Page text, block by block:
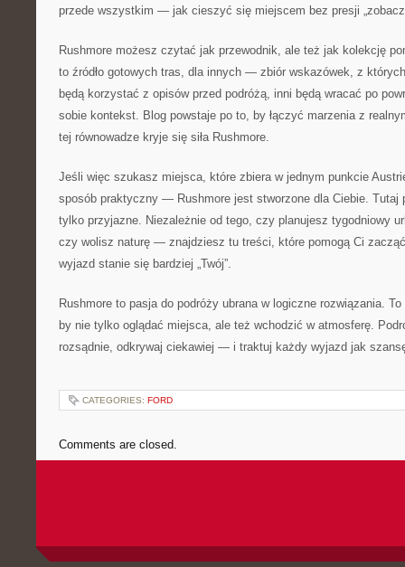
przede wszystkim — jak cieszyć się miejscem bez presji
Rushmore możesz czytać jak przewodnik, ale też jak kolekcję
to źródło gotowych tras, dla innych — zbiór wskazówek, z których
będą korzystać z opisów przed podróżą, inni będą wracać po
sobie kontekst. Blog powstaje po to, by łączyć marzenia z
tej równowadze kryje się siła Rushmore.
Jeśli więc szukasz miejsca, które zbiera w jednym punkcie
sposób praktyczny — Rushmore jest stworzone dla Ciebie. Tutaj
tylko przyjazne. Niezależnie od tego, czy planujesz tygodniowy
czy wolisz naturę — znajdziesz tu treści, które pomogą Ci
wyjazd stanie się bardziej „Twój”.
Rushmore to pasja do podróży ubrana w logiczne rozwiązania.
by nie tylko oglądać miejsca, ale też wchodzić w atmosferę.
rozsądnie, odkrywaj ciekawiej — i traktuj każdy wyjazd jak
CATEGORIES: FORD
Comments are closed.